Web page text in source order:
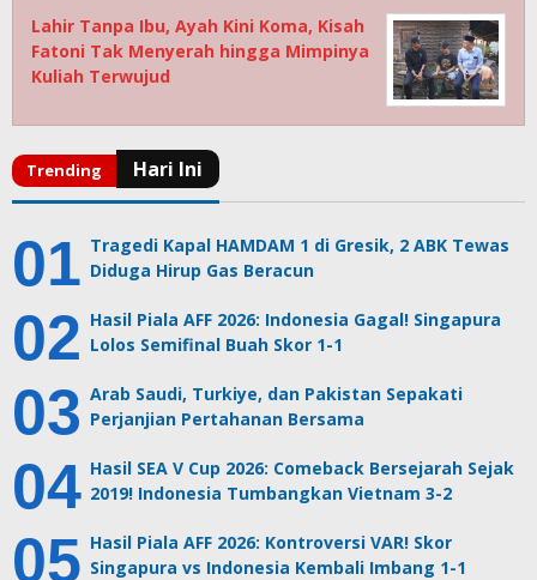
Lahir Tanpa Ibu, Ayah Kini Koma, Kisah
Fatoni Tak Menyerah hingga Mimpinya
Kuliah Terwujud
Tragedi Kapal HAMDAM 1 di Gresik, 2 ABK Tewas
Diduga Hirup Gas Beracun
Hasil Piala AFF 2026: Indonesia Gagal! Singapura
Lolos Semifinal Buah Skor 1-1
Arab Saudi, Turkiye, dan Pakistan Sepakati
Perjanjian Pertahanan Bersama
Hasil SEA V Cup 2026: Comeback Bersejarah Sejak
2019! Indonesia Tumbangkan Vietnam 3-2
Hasil Piala AFF 2026: Kontroversi VAR! Skor
Singapura vs Indonesia Kembali Imbang 1-1